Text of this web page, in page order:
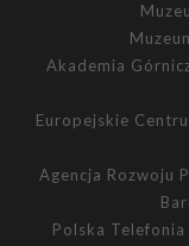
Akademia
Europejskie
Agencja Rozwoju
Polska